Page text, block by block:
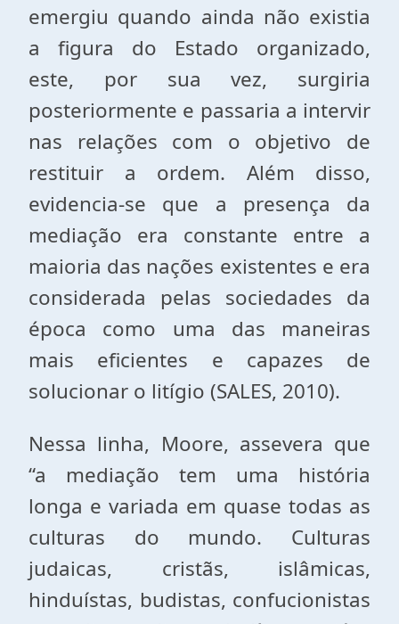
emergiu quando ainda não existia
a figura do Estado organizado,
este, por sua vez, surgiria
posteriormente e passaria a intervir
nas relações com o objetivo de
restituir a ordem. Além disso,
evidencia-se que a presença da
mediação era constante entre a
maioria das nações existentes e era
considerada pelas sociedades da
época como uma das maneiras
mais eficientes e capazes de
solucionar o litígio (SALES, 2010).
Nessa linha, Moore, assevera que
“a mediação tem uma história
longa e variada em quase todas as
culturas do mundo. Culturas
judaicas, cristãs, islâmicas,
hinduístas, budistas, confucionistas